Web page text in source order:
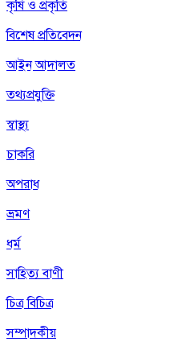
কৃষি ও প্রকৃতি
বিশেষ প্রতিবেদন
আইন আদালত
তথ্যপ্রযুক্তি
স্বাস্থ্য
চাকরি
অপরাধ
ভ্রমণ
ধর্ম
সাহিত্য বাণী
চিত্র বিচিত্র
সম্পাদকীয়